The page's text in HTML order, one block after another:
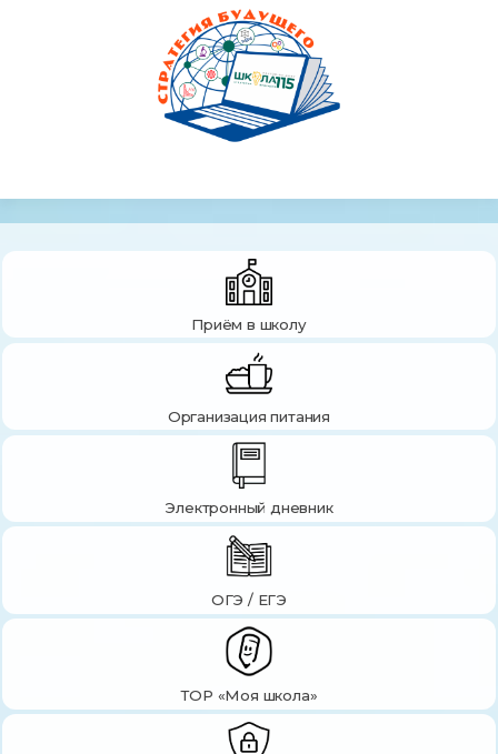
Приём в школу
Организация питания
Электронный дневник
ОГЭ / ЕГЭ
ТОР «Моя школа»